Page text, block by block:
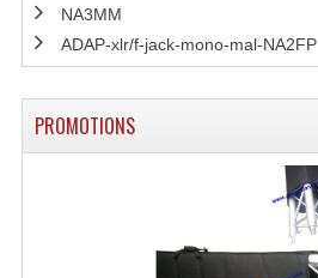
NA3MM
ADAP-xlr/f-jack-mono-mal-NA2FP
PROMOTIONS